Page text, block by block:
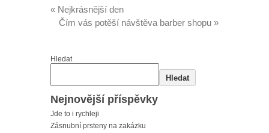
« Nejkrásnější den
Čím vás potěší návštěva barber shopu »
Hledat
Hledat
Nejnovější příspěvky
Jde to i rychleji
Zásnubní prsteny na zakázku